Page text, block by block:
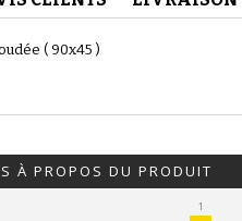
( 90x45 )
À PROPOS DU PRODUIT
1